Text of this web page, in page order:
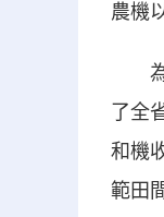
農機
為
了全
和機
範田